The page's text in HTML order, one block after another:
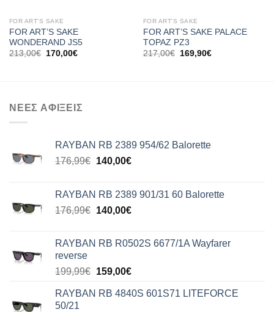
FOR ART'S SAKE
FOR ART’S SAKE
WONDERAND JS5
213,00€
Original
170,00€Η
FOR ART'S SAKE
FOR ART’S SAKE PALACE
TOPAZ PZ3
217,00€
Original
169,90€Η
ΝΕΕΣ ΑΦΙΞΕΙΣ
RAYBAN RB 2389 954/62 Balorette
176,99€ Original
176,99€.
140,00€Η
είναι:
140,00€.
RAYBAN RB 2389 901/31 60 Balorette
176,99€ Original
176,99€.
140,00€Η
είναι:
RAYBAN RB R0502S 6677/1A Wayfarer
reverse
199,99€ Original
was:
159,00€Η
τιμή
RAYBAN RB 4840S 601S71 LITEFORCE
50/21